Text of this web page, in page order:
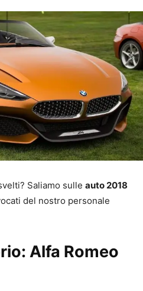
Saliamo sulle auto 2018
del nostro personale
Alfa Romeo